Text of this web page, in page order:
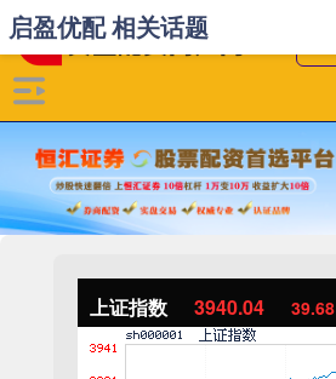
上证指数 3940.04 39.68
启盈优配 相关话题